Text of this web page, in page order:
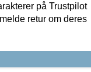
på Trustpilot
retur om deres